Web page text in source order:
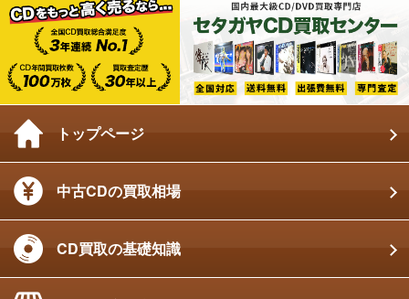
トップページ
中古CDの買取相場
CD買取の基礎知識